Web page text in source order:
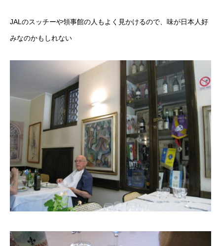
JALのスッチーや領事館の人もよく見かけるので、味が日本人好
みなのかもしれない